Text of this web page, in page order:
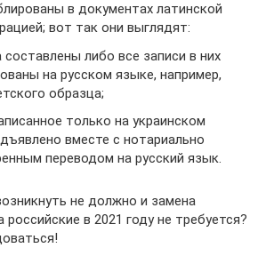
в документах латинской
вот так они выглядят:
составлены либо все записи в них
на русском языке, например,
образца;
только на украинском
вместе с нотариально
переводом на русский язык.
не должно и замена
российские в 2021 году не требуется?